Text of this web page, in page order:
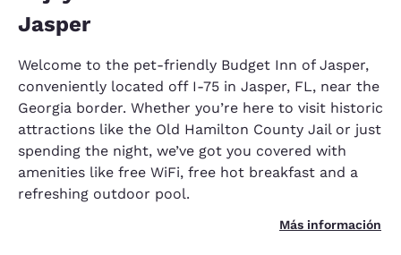
Jasper
Welcome to the pet-friendly Budget Inn of Jasper,
conveniently located off I-75 in Jasper, FL, near the
Georgia border. Whether you’re here to visit historic
attractions like the Old Hamilton County Jail or just
spending the night, we’ve got you covered with
amenities like free WiFi, free hot breakfast and a
refreshing outdoor pool.
Más información